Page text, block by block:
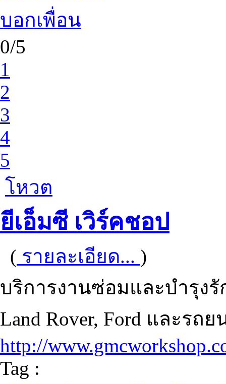
บอกเพื่อน
0/5
1
2
3
4
5
โหวต
ยีเอ็มซี เวิร์คชอป
( รายละเอียด... )
บริการงานซ่อมและบำรุง
Land Rover, Ford และรถ
http://
Tag :